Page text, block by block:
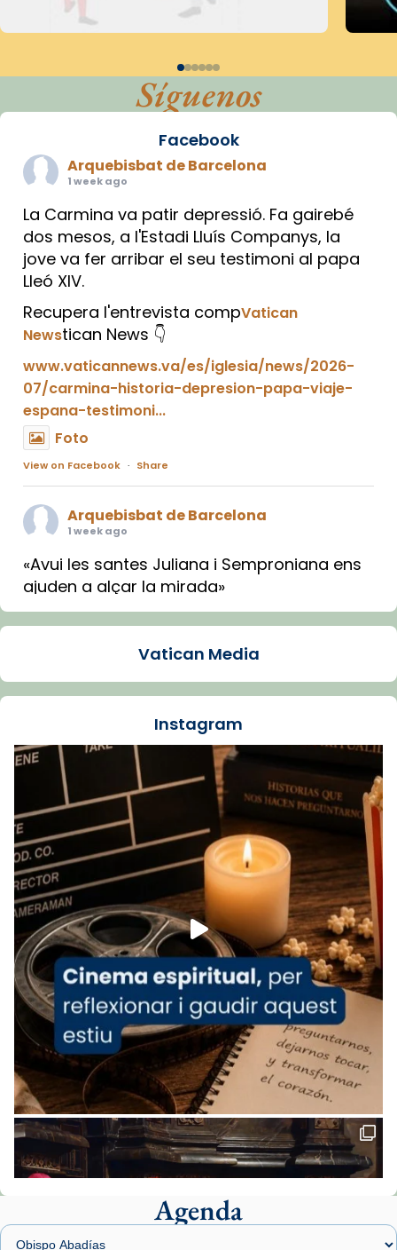
Síguenos
Facebook
Arquebisbat de Barcelona
1 week ago
La Carmina va patir depressió. Fa gairebé
dos mesos, a l'Estadi Lluís Companys, la
jove va fer arribar el seu testimoni al papa
Lleó XIV.
Recupera l'entrevista compVatican
Newstican News 👇
www.vaticannews.va/es/iglesia/news/2026-
07/carmina-historia-depresion-papa-viaje-
espana-testimoni...
Foto
View on Facebook · Share
Arquebisbat de Barcelona
1 week ago
«Avui les santes Juliana i Semproniana ens
ajuden a alçar la mirada»
Mons. Sergi Gordo, bisbe de Tortosa, ha
Santes de Mataró.
🔗tinyurl.com/cvu5jmbk
Foto
View on Facebook Share
Arquebisbat de Barcelonais at Catedral
de Barcelona.
1 week ago
Aquest dilluns, 27 de juliol, ha tingut lloc la
missa d’acció de gràcies en agraïment al
comitè organitzador de la visita apostòlica
del Sant Pare Lleó XIV a Barcelona, i als
col·laboradors, a la Catedral de Barcelona.
L’arquebisbe de Barcelona, el cardenal Joan
Josep Omella, ha presidit la missa i l’ha
concelebrat el bisbe auxiliar de Barcelona,
Mons. David Abadías.
📸 Dr. G. Simón
Foto
View on Facebook Share
Arquebisbat de Barcelona
1 week ago
Vatican Media
Instagram
Agenda